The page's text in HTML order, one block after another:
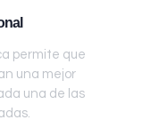
permite que
una mejor
una de las